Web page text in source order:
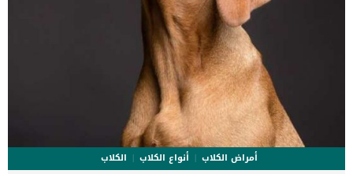
أمراض الكلاب أنواع الكلاب
الكلاب